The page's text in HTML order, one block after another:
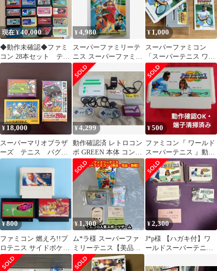
現在 ¥40,000
◆動作未確認◆ファミ
コン 28本セット テト
リスのみ説明書あり(状
¥4,980
スーパーファミリーテ
ニス スーパーファミコ
ン
¥1,000
スーパーファミコン
「スーパーテニス ワー
ルドサーキット」
¥ 18,000
スーパーマリオブラザ
ーズ テニス バグボ
ーイスペシャル ファ
ミコン レア 任天堂
¥4,299
動作確認済 レトロコン
ボ GREEN 本体 コント
ローラー ソフト セット
¥500
ファミコン『 ワールド
スーパーテニス 』動作
確認・端子清掃済み
¥800
ファミコン 燃えろ!!プ
ロテニス サイドポケッ
ト ハイパーオリンピッ
ク
¥1,300
ム*ラ様 スーパーファ
ミリーテニス【美品・
完品・動確済】SFCス
ーパーファミコン
¥2,300
J*p様 【ハガキ付】ワ
ールドスーパーテニ